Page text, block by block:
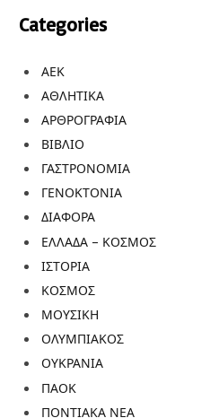
Categories
ΑΕΚ
ΑΘΛΗΤΙΚΑ
ΑΡΘΡΟΓΡΑΦΙΑ
ΒΙΒΛΙΟ
ΓΑΣΤΡΟΝΟΜΙΑ
ΓΕΝΟΚΤΟΝΙΑ
ΔΙΑΦΟΡΑ
ΕΛΛΑΔΑ – ΚΟΣΜΟΣ
ΙΣΤΟΡΙΑ
ΚΟΣΜΟΣ
ΜΟΥΣΙΚΗ
ΟΛΥΜΠΙΑΚΟΣ
ΟΥΚΡΑΝΙΑ
ΠΑΟΚ
ΠΟΝΤΙΑΚΑ ΝΕΑ